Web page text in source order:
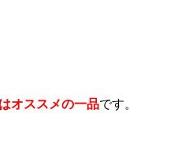
オススメの一品です。